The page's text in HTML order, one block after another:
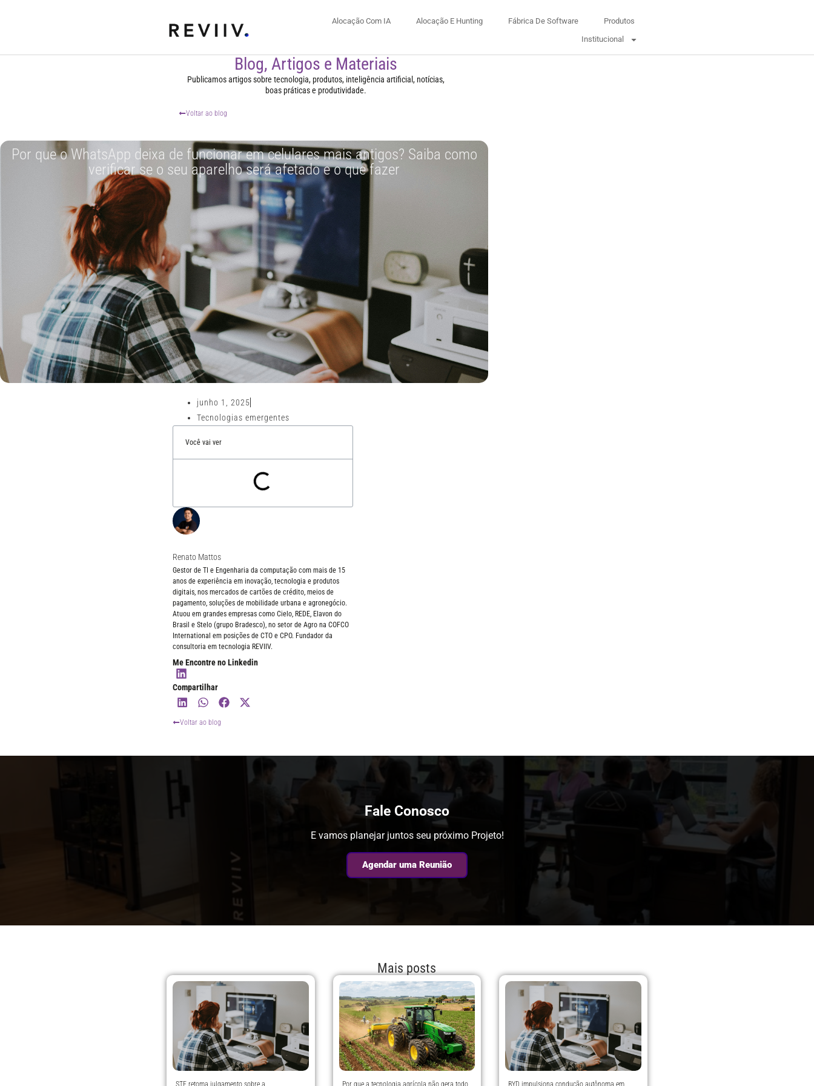
Alocação Com IA Alocação E Hunting Fábrica De Software
Produtos
Institucional
Blog, Artigos e Materiais
Publicamos artigos sobre tecnologia, produtos, inteligência artificial, notícias,
boas práticas e produtividade.
Voltar ao blog
Por que o WhatsApp deixa de funcionar em celulares mais antigos? Saiba como
verificar se o seu aparelho será afetado e o que fazer
junho 1, 2025
Tecnologias emergentes
Você vai ver
Renato Mattos
Gestor de TI e Engenharia da computação com mais de 15
anos de experiência em inovação, tecnologia e produtos
digitais, nos mercados de cartões de crédito, meios de
pagamento, soluções de mobilidade urbana e agronegócio.
Atuou em grandes empresas como Cielo, REDE, Elavon do
Brasil e Stelo (grupo Bradesco), no setor de Agro na COFCO
International em posições de CTO e CPO. Fundador da
consultoria em tecnologia REVIIV.
Me Encontre no Linkedin
Compartilhar
Voltar ao blog
Fale Conosco
E vamos planejar juntos seu próximo Projeto!
Agendar uma Reunião
Mais posts